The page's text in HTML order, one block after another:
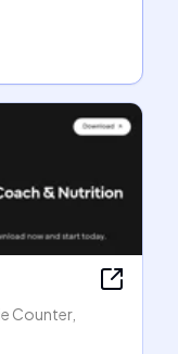
Counter,